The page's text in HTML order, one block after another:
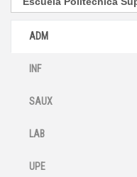
ADM
INF
SAUX
LAB
UPE